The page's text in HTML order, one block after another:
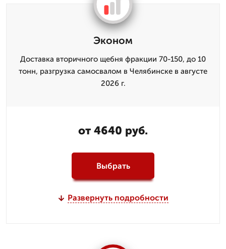
Эконом
Доставка вторичного щебня фракции 70-150, до 10
тонн, разгрузка самосвалом в Челябинске в августе
2026 г.
от 4640 руб.
Выбрать
Развернуть подробности